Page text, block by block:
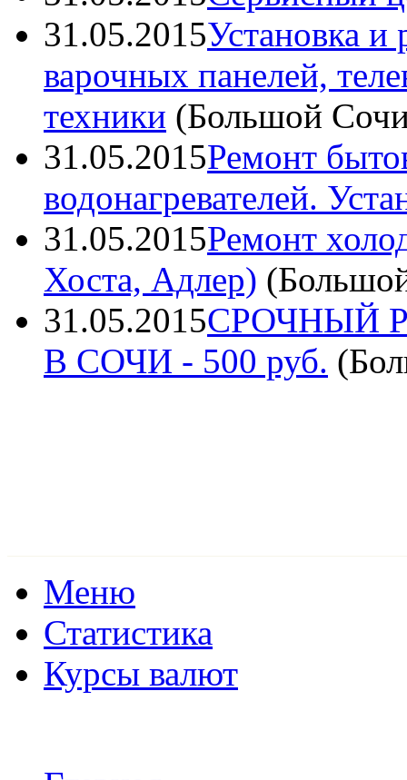
31.05.2015Установка и
варочных панелей,
техники (Большой
31.05.2015Ремонт
водонагревателей.
31.05.2015Ремонт
Хоста, Адлер) (
31.05.2015СРОЧНЫЙ
В СОЧИ - 500 руб. (
Меню
Статистика
Курсы валют